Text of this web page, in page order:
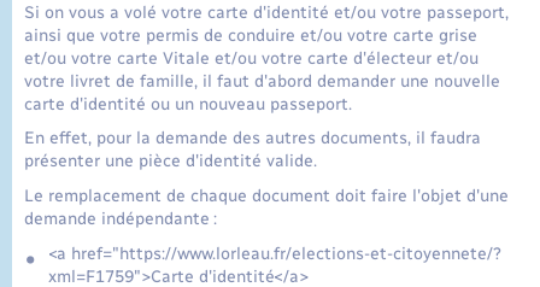
Si on vous a volé votre carte d'identité et/ou votre passeport,
ainsi que votre permis de conduire et/ou votre carte grise
et/ou votre carte Vitale et/ou votre carte d'électeur et/ou
votre livret de famille, il faut d'abord demander une nouvelle
carte d'identité ou un nouveau passeport.
En effet, pour la demande des autres documents, il faudra
présenter une pièce d'identité valide.
Le remplacement de chaque document doit faire l'objet d'une
demande indépendante :
<a href="https://www.lorleau.fr/elections-et-citoyennete/?
xml=F1759">Carte d'identité</a>